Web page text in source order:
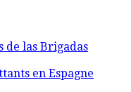
de las Brigadas
en Espagne